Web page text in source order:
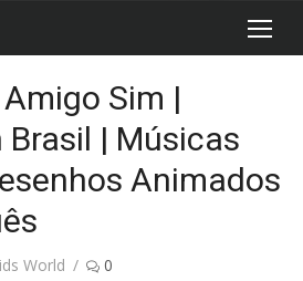
Sim |
Brasil | Músicas
Animados
World 0